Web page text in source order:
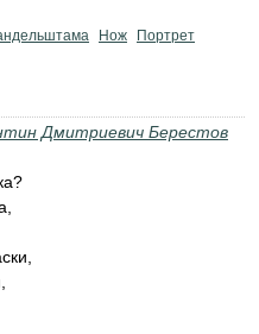
Нож Портрет
Дмитриевич Берестов